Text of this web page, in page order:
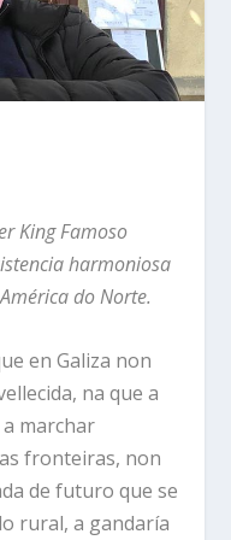
King Famoso
harmoniosa
do Norte.
en Galiza non
na que a
marchar
fronteiras, non
de futuro que se
rural, a gandaría